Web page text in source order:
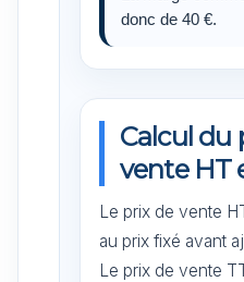
donc de 40 €.
Calcul du
vente HT
Le prix de vente
au prix fixé avant
Le prix de vente